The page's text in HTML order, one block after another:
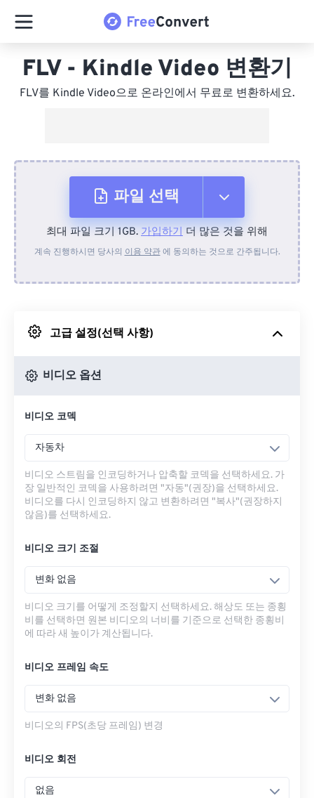
FLV - Kindle Video 변환기
FLV를 Kindle Video으로 온라인에서 무료로 변환하세요.
파일 선택
장치에서
Google 드라이브에서
최대 파일 크기 1GB. 가입하기 더 많은 것을 위해
계속 진행하시면 당사의 이용 약관에 동의하는 것으로 간주됩니다.
고급 설정(선택 사항)
비디오 옵션
비디오 코덱
자동차
비디오 스트림을 인코딩하거나 압축할 코덱을 선택하세요. 가
장 일반적인 코덱을 사용하려면 "자동"(권장)을 선택하세요.
비디오를 다시 인코딩하지 않고 변환하려면 "복사"(권장하지
않음)를 선택하세요.
비디오 크기 조절
변화 없음
비디오 크기를 어떻게 조정할지 선택하세요. 해상도 또는 종횡
비를 선택하면 원본 비디오의 너비를 기준으로 선택한 종횡비
에 따라 새 높이가 계산됩니다.
비디오 프레임 속도
변화 없음
비디오의 FPS(초당 프레임) 변경
비디오 회전
없음